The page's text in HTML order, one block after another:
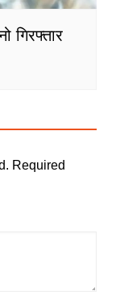
गिरफ्तार
Required